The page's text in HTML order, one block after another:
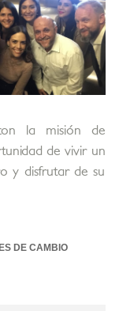
la misión de
de vivir un
y disfrutar de su
DE CAMBIO